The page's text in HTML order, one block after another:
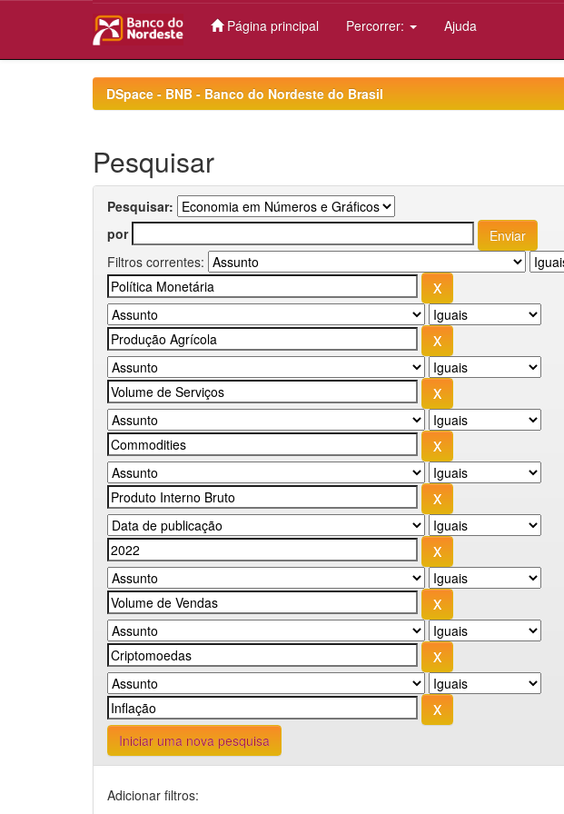
Página principal Percorrer: Ajuda
DSpace - BNB - Banco do Nordeste do Brasil
Pesquisar
Pesquisar:
por
Filtros correntes:
Iniciar uma nova pesquisa
Adicionar filtros: